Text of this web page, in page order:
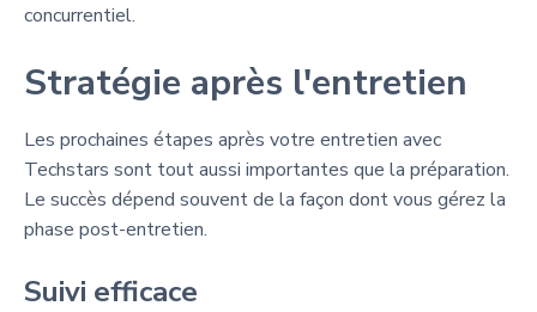
concurrentiel.
Stratégie après l'entretien
Les prochaines étapes après votre entretien avec
Techstars sont tout aussi importantes que la préparation.
Le succès dépend souvent de la façon dont vous gérez la
phase post-entretien.
Suivi efficace